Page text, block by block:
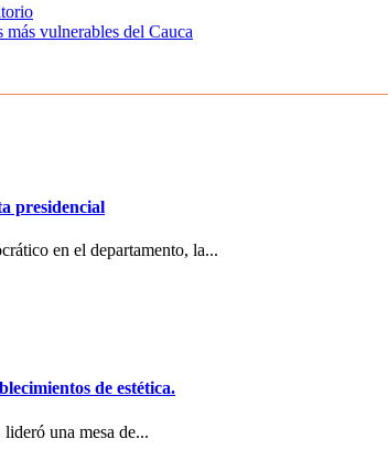
vulnerables del Cauca
presidencial
en el departamento, la...
de estética.
una mesa de...